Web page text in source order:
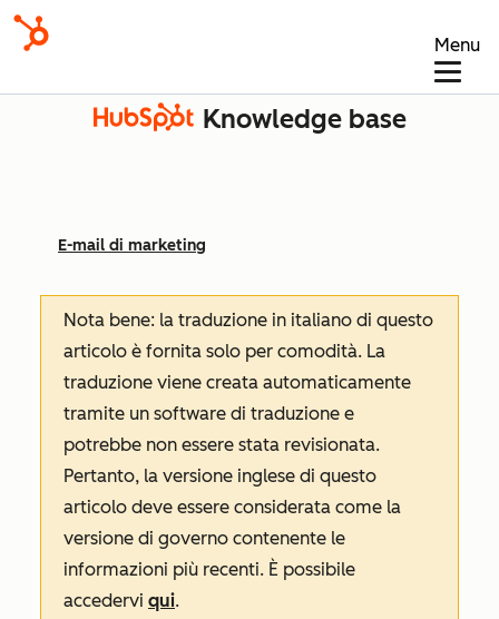
Menu
Knowledge base
E-mail di marketing
Nota bene: la traduzione in italiano di questo
articolo è fornita solo per comodità. La
traduzione viene creata automaticamente
tramite un software di traduzione e
potrebbe non essere stata revisionata.
Pertanto, la versione inglese di questo
articolo deve essere considerata come la
versione di governo contenente le
informazioni più recenti. È possibile
accedervi qui.